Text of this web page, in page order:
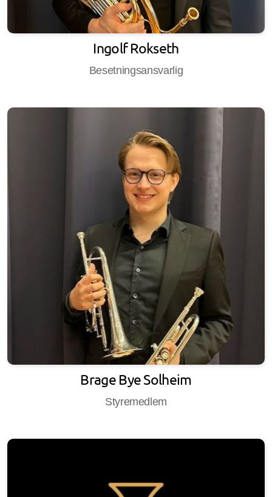
Ingolf Rokseth
Besetningsansvarlig
Brage Bye Solheim
Styremedlem